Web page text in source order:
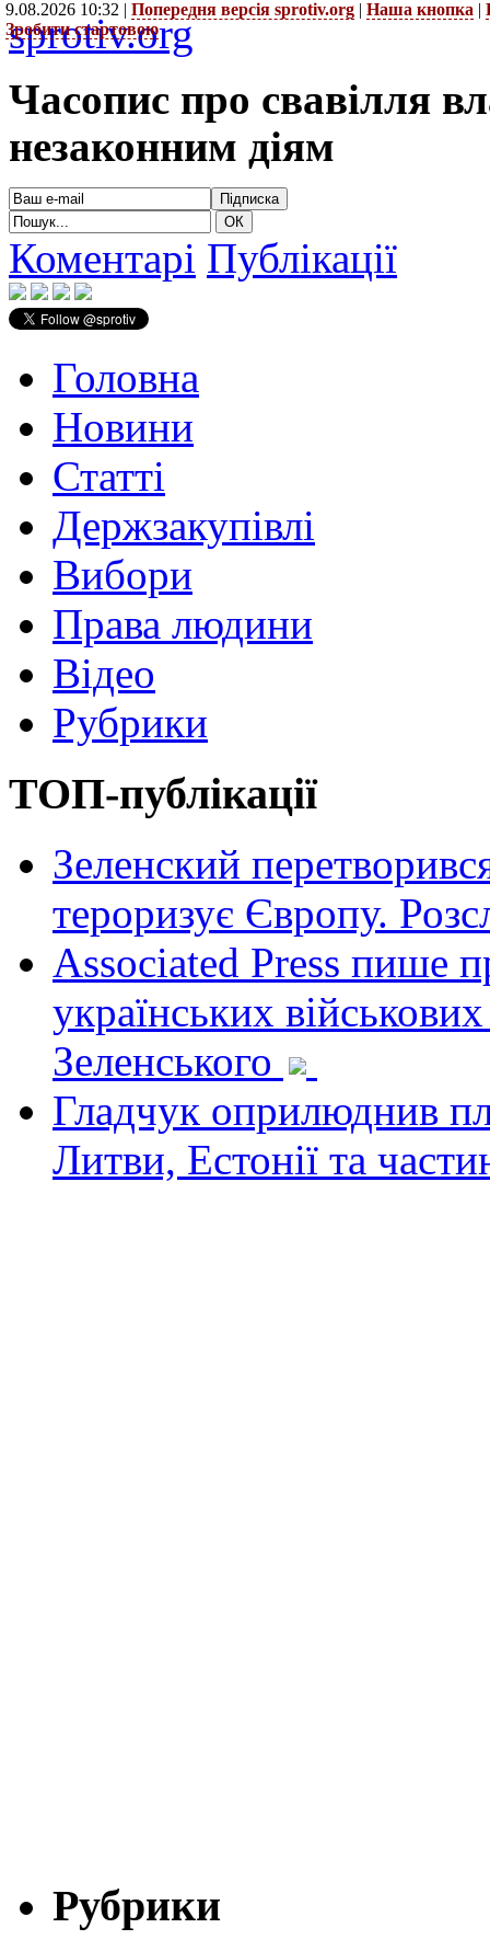
9.08.2026 10:32 | Попередня версія sprotiv.org | Наша кнопка |
Зробити стартовою
sprotiv.org
Часопис про свавілля
незаконним діям
Коментарі Публікації
Головна
Новини
Статті
Держзакупівлі
Вибори
Права людини
Відео
Рубрики
ТОП-публікації
Зеленский
тероризує Європу.
Associated Press пише
українських
Зеленського
Гладчук оприлюднив
Литви, Естонії та
Рубрики